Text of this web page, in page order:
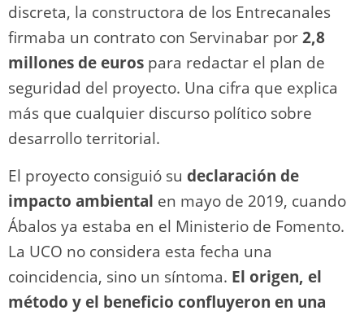
discreta, la constructora de los Entrecanales
firmaba un contrato con Servinabar por2,8
millones de euros para redactar el plan de
seguridad del proyecto. Una cifra que explica
más que cualquier discurso político sobre
desarrollo territorial.
El proyecto consiguió su declaración de
impacto ambiental en mayo de 2019, cuando
Ábalos ya estaba en el Ministerio de Fomento.
La UCO no considera esta fecha una
coincidencia, sino un síntoma. El origen, el
método y el beneficio confluyeron en una